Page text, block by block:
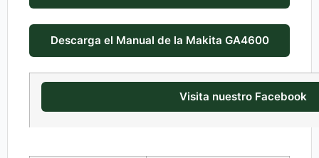
Descarga el Manual de la Makita GA4600
Visita nuestro Facebook